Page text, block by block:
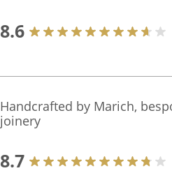
8.6
Handcrafted by Marich,
joinery
8.7